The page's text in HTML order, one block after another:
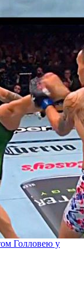
Голловею у